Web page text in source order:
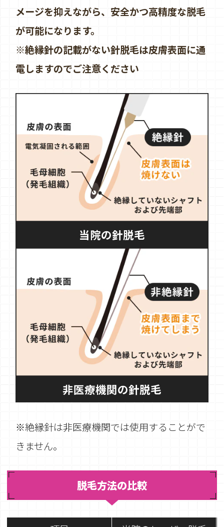
メージを抑えながら、安全かつ高精度な脱毛
が可能になります。
※絶縁針の記載がない針脱毛は皮膚表面に通
電しますのでご注意ください
当院の針脱毛
非医療機関の針脱毛
※絶縁針は非医療機関では使用することがで
きません。
脱毛方法の比較